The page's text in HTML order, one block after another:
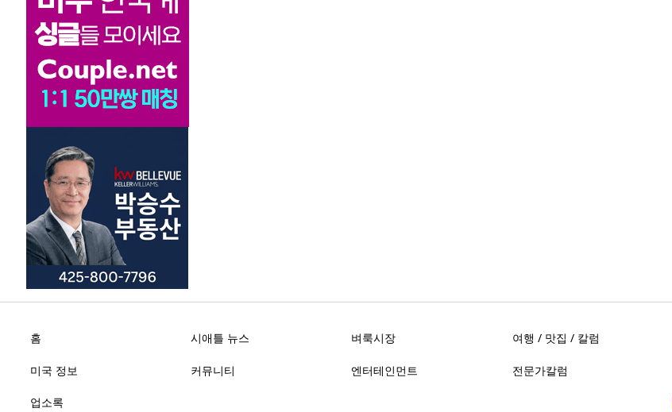
홈 시애틀 뉴스 벼룩시장 여행 / 맛집 / 칼럼
미국 정보 커뮤니티 엔터테인먼트 전문가칼럼
업소록